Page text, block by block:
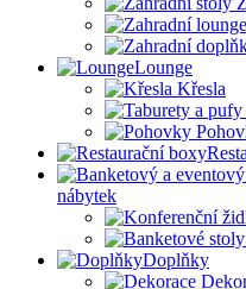
Lounge
Křesla
nábytek
Doplňky